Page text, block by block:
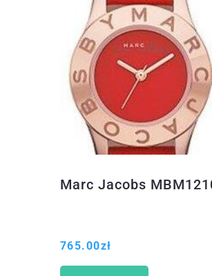
Marc Jacobs
765.00zł